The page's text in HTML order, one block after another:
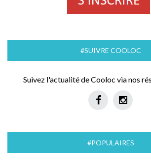
#SUIVRE COOLOC
Suivez l'actualité de Cooloc via nos
#POPULAIRES